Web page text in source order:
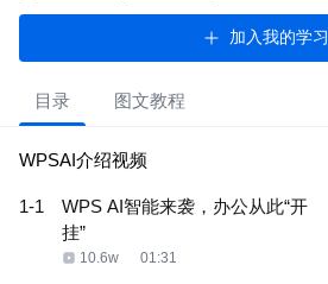
加入我的学习
目录 图文教程
WPSAI介绍视频
1-1
WPS AI智能来袭，办公从此“开
挂”
10.6w 01:31